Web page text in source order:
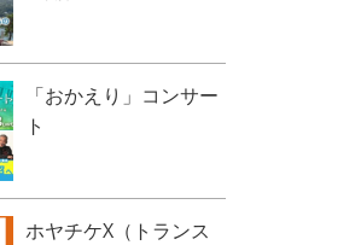
「おかえり」コンサー
ト
ホヤチケX（トランス